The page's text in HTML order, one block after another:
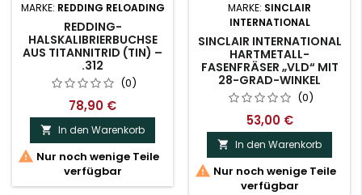
MARKE: REDDING RELOADING
REDDING-
HALSKALIBRIERBUCHSE
AUS TITANNITRID (TIN) –
.312
(0)
78,90 €
 In den Warenkorb
 Nur noch wenige Teile
verfügbar
MARKE: SINCLAIR
INTERNATIONAL
SINCLAIR INTERNATIONAL
HARTMETALL-
FASENFRÄSER „VLD“ MIT
28-GRAD-WINKEL
(0)
53,00 €
 In den Warenkorb
 Nur noch wenige Teile
verfügbar